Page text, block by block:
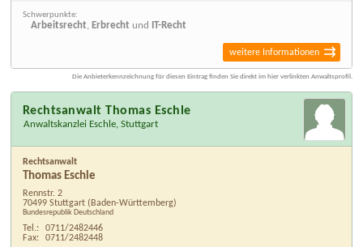
Schwerpunkte:
Arbeitsrecht, Erbrecht und IT-Recht
weitere Informationen
Die Anbieterkennzeichnung für diesen Eintrag finden Sie direkt im hier verlinkten Anwaltsprofil.
Rechtsanwalt Thomas Eschle
Anwaltskanzlei Eschle, Stuttgart
Rechtsanwalt
Thomas Eschle
Rennstr. 2
70499 Stuttgart (Baden-Württemberg)
Bundesrepublik Deutschland
Tel.:
0711/2482446
Fax:
0711/2482448